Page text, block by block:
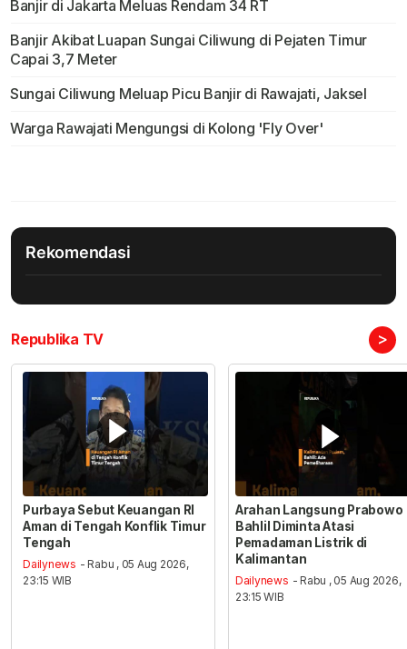
Banjir di Jakarta Meluas Rendam 34 RT
Banjir Akibat Luapan Sungai Ciliwung di Pejaten Timur
Capai 3,7 Meter
Sungai Ciliwung Meluap Picu Banjir di Rawajati, Jaksel
Warga Rawajati Mengungsi di Kolong 'Fly Over'
Rekomendasi
Republika TV >
Purbaya Sebut Keuangan RI
Aman di Tengah Konflik Timur
Tengah
Dailynews - Rabu , 05 Aug 2026,
23:15 WIB
Arahan Langsung Prabowo
Bahlil Diminta Atasi
Pemadaman Listrik di
Kalimantan
Dailynews - Rabu , 05 Aug 2026,
23:15 WIB